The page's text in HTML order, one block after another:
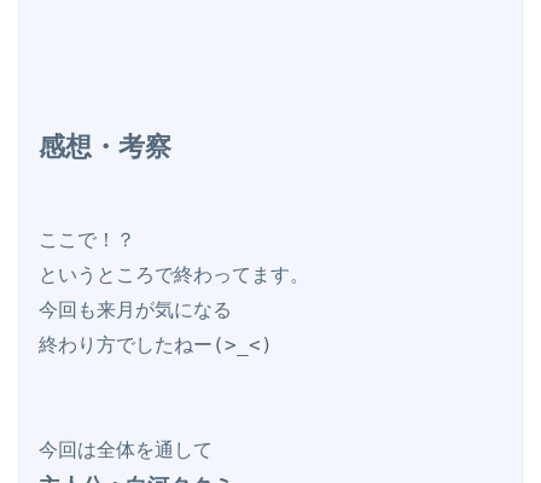
感想・考察
ここで！？
というところで終わってます。
今回も来月が気になる
終わり方でしたねー(>_<)